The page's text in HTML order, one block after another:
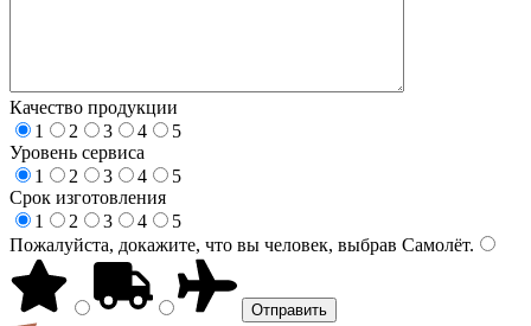
Качество продукции
1
2 3 4
5
Уровень сервиса
1
2 3 4
5
Срок изготовления
1
2 3 4
5
Пожалуйста, докажите, что вы человек, выбрав Самолёт.